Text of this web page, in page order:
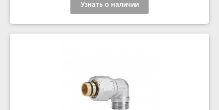
Узнать о наличии